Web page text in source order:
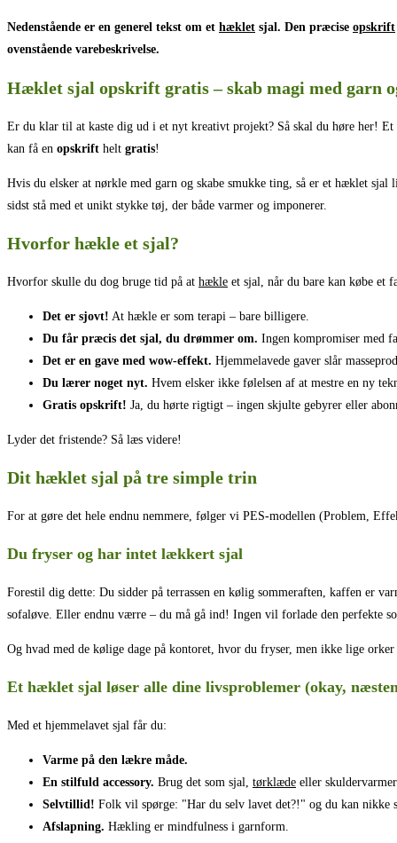
Nedenstående er en generel tekst om et hæklet sjal. Den præcise opskrift
ovenstående varebeskrivelse.
Hæklet sjal opskrift gratis – skab magi med garn
Er du klar til at kaste dig ud i et nyt kreativt projekt? Så skal du høre her! Et
kan få en opskrift helt gratis!
Hvis du elsker at nørkle med garn og skabe smukke ting, så er et hæklet
sidst stå med et unikt stykke tøj, der både varmer og imponerer.
Hvorfor hækle et sjal?
Hvorfor skulle du dog bruge tid på at hækle et sjal, når du bare kan købe
Det er sjovt! At hækle er som terapi – bare billigere.
Du får præcis det sjal, du drømmer om. Ingen kompromiser med
Det er en gave med wow-effekt. Hjemmelavede gaver slår
Du lærer noget nyt. Hvem elsker ikke følelsen af at mestre en ny
Gratis opskrift! Ja, du hørte rigtigt – ingen skjulte gebyrer eller
Lyder det fristende? Så læs videre!
Dit hæklet sjal på tre simple trin
For at gøre det hele endnu nemmere, følger vi PES-modellen (Problem,
Du fryser og har intet lækkert sjal
Forestil dig dette: Du sidder på terrassen en kølig sommeraften, kaffen er
sofaløve. Eller endnu værre – du må gå ind! Ingen vil forlade den perfekte
Og hvad med de kølige dage på kontoret, hvor du fryser, men ikke lige
Et hæklet sjal løser alle dine livsproblemer (okay,
Med et hjemmelavet sjal får du:
Varme på den lækre måde.
En stilfuld accessory. Brug det som sjal, tørklæde eller
Selvtillid! Folk vil spørge: "Har du selv lavet det?!" og du kan nikke
Afslapning. Hækling er mindfulness i garnform.